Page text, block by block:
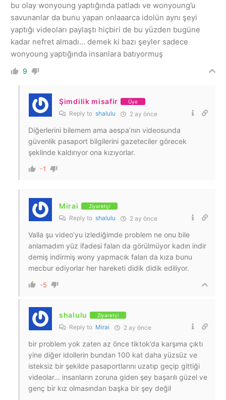
bu olay wonyoung yaptığında patladı ve wonyoung’u
savunanlar da bunu yapan onlaaarca idolün aynı şeyi
yaptığı videoları paylaştı hiçbiri de bu yüzden bugüne
kadar nefret almadı… demek ki bazı şeyler sadece
wonyoung yaptığında insanlara batıyormuş
9
Şimdilik misafir Üye
Reply to shalulu 2 ay önce
Diğerlerini bilemem ama aespa’nın videosunda
güvenlik pasaport bilgilerini gazeteciler görecek
şeklinde kaldırıyor ona kızıyorlar.
-1
Mirai Ziyaretçi
Reply to shalulu 2 ay önce
Valla şu video’yu izlediğimde problem ne onu bile
anlamadım yüz ifadesi falan da görülmüyor kadın indir
demiş indirmiş wony yapmacık falan da kıza bunu
mecbur ediyorlar her hareketi didik didik ediliyor.
-5
shalulu Ziyaretçi
Reply to Mirai 2 ay önce
bir problem yok zaten az önce tiktok’da karşıma çıktı
yine diğer idollerin bundan 100 kat daha yüzsüz ve
isteksiz bir şekilde pasaportlarını uzatıp geçip gittiği
videolar… insanların zoruna giden şey başarılı güzel ve
genç bir kız olmasından başka bir şey değil